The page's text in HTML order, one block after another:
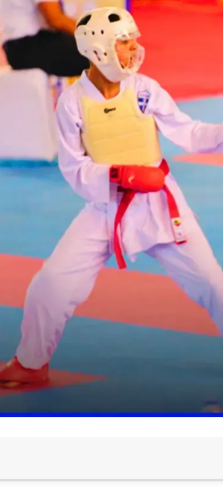
03 يونيو 2026
03 يونيو 2026